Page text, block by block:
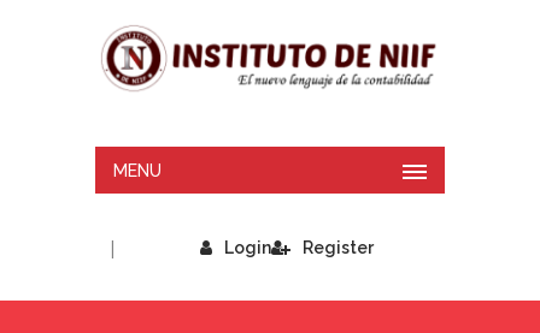
MENU
Login
| Register